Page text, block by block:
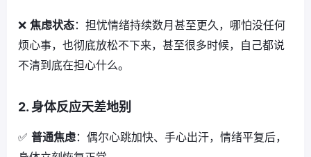
❌ 焦虑状态：担忧情绪持续数月甚至更久，哪怕没任何
烦心事，也彻底放松不下来，甚至很多时候，自己都说
不清到底在担心什么。
2. 身体反应天差地别
✅ 普通焦虑：偶尔心跳加快、手心出汗，情绪平复后，